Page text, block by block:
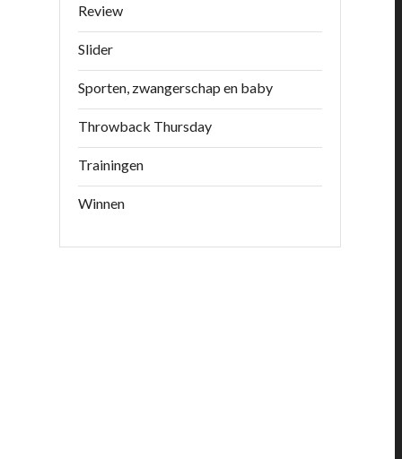
Review
Slider
Sporten, zwangerschap en baby
Throwback Thursday
Trainingen
Winnen